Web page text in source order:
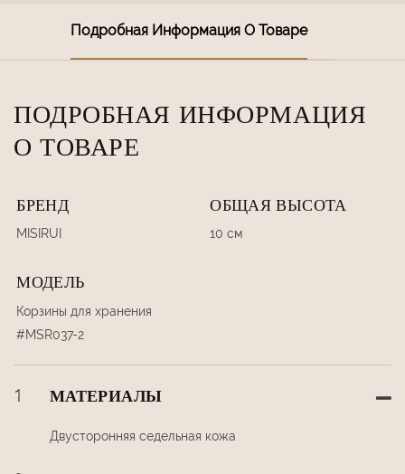
Подробная Информация О Товаре
ПОДРОБНАЯ ИНФОРМАЦИЯ
О ТОВАРЕ
БРЕНД
MISIRUI
ОБЩАЯ ВЫСОТА
10 см
МОДЕЛЬ
Корзины для хранения
#MSR037-2
1 МАТЕРИАЛЫ
Двусторонняя седельная кожа